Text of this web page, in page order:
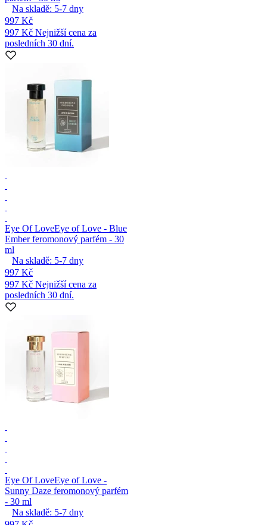
Na skladě: 5-7 dny
997 Kč
997 Kč Nejnižší cena za
posledních 30 dní.
Eye Of LoveEye of Love - Blue
Ember feromonový parfém - 30
ml
Na skladě: 5-7 dny
997 Kč
997 Kč Nejnižší cena za
posledních 30 dní.
Eye Of LoveEye of Love -
Sunny Daze feromonový parfém
- 30 ml
Na skladě: 5-7 dny